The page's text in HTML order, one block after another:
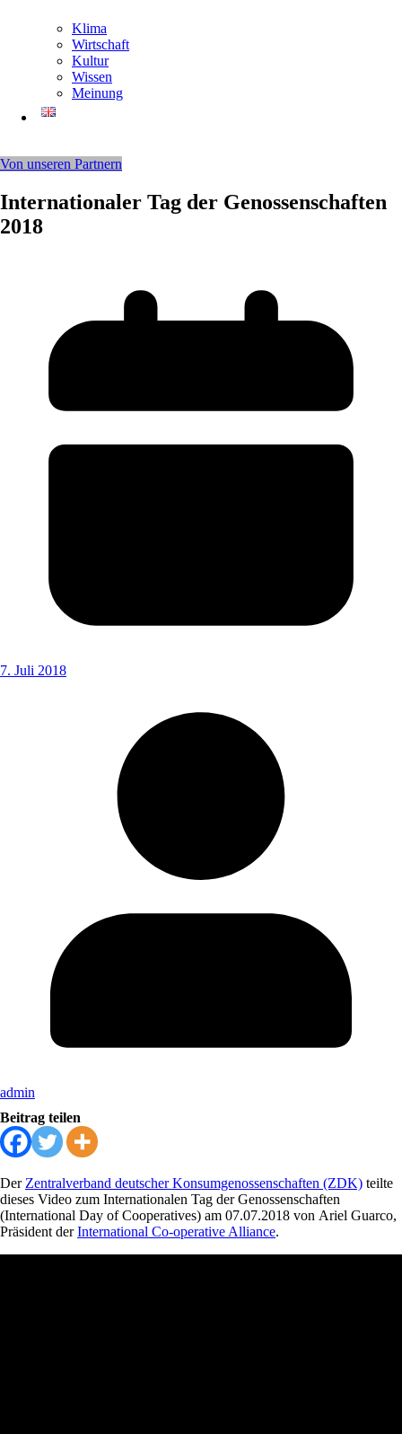
Klima
Wirtschaft
Kultur
Wissen
Meinung
Von unseren Partnern
Internationaler Tag der Genossenschaften
2018
7. Juli 2018
admin
Beitrag teilen
Der Zentralverband deutscher Konsumgenossenschaften (ZDK) teilte
dieses Video zum Internationalen Tag der Genossenschaften
(International Day of Cooperatives) am 07.07.2018 von Ariel Guarco,
Präsident derInternational Co-operative Alliance.